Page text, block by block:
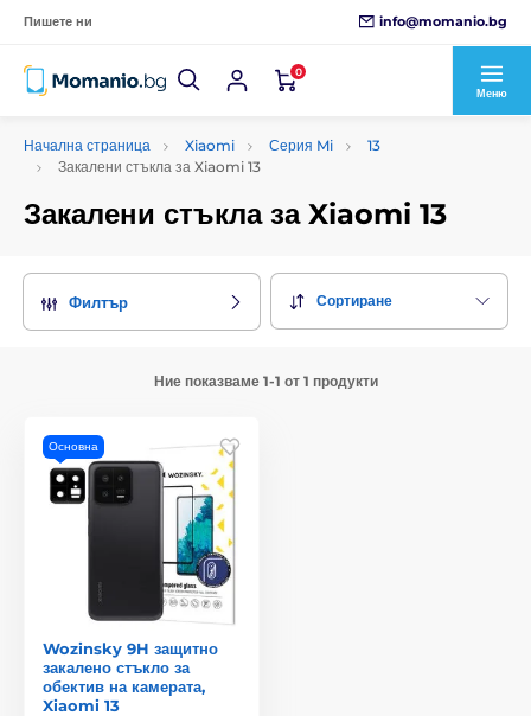
Пишете ни info@momanio.bg
0
Меню
Начална страница Xiaomi Серия Mi
13
Закалени стъкла за Xiaomi 13
Закалени стъкла за Xiaomi 13
Филтър Сортиране
Ние показваме 1-1 от 1 продукти
Основна
Wozinsky 9H защитно
закалено стъкло за
обектив на камерата,
Xiaomi 13